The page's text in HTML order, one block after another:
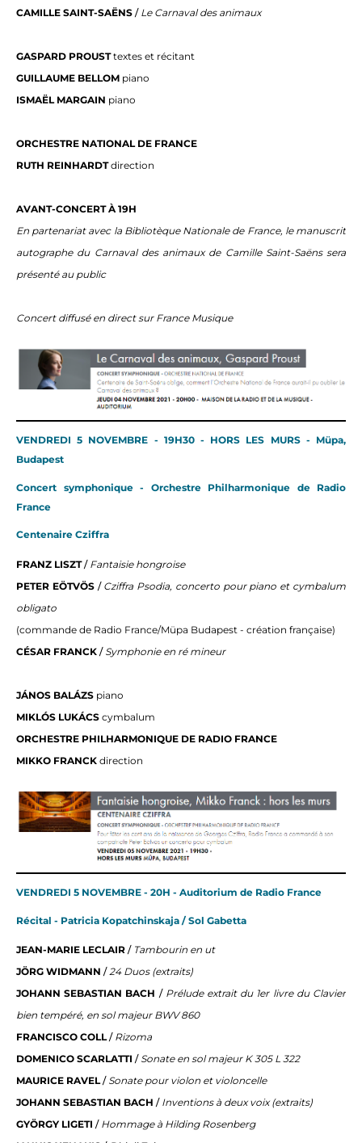
CAMILLE SAINT-SAËNS / Le Carnaval des animaux
GASPARD PROUSTtextes et récitant
GUILLAUME BELLOM piano
ISMAËL MARGAIN piano
ORCHESTRE NATIONAL DE FRANCE
RUTH REINHARDTdirection
AVANT-CONCERT À 19H
En partenariat avec la Bibliotèque Nationale de France, le manuscrit
autographe du Carnaval des animaux de Camille Saint-Saëns sera
présenté au public
Concert diffusé en direct sur France Musique
VENDREDI 5 NOVEMBRE - 19H30 - HORS LES MURS - Müpa,
Budapest
Concert symphonique - Orchestre Philharmonique de Radio
France
Centenaire Cziffra
FRANZ LISZT/ Fantaisie hongroise
PETER EÖTVÖS/ Cziffra Psodia, concerto pour piano et cymbalum
obligato
(commande de Radio France/Müpa Budapest - création française)
CÉSAR FRANCK / Symphonie en ré mineur
JÁNOS BALÁZS piano
MIKLÓS LUKÁCS cymbalum
ORCHESTRE PHILHARMONIQUE DE RADIO FRANCE
MIKKO FRANCK direction
VENDREDI 5 NOVEMBRE - 20H - Auditorium de Radio France
Récital - Patricia Kopatchinskaja / Sol Gabetta
JEAN-MARIE LECLAIR / Tambourin en ut
JÖRG WIDMANN /24 Duos (extraits)
JOHANN SEBASTIAN BACH / Prélude extrait du 1er livre du Clavier
bien tempéré, en sol majeur BWV 860
FRANCISCO COLL/ Rizoma
DOMENICO SCARLATTI / Sonate en sol majeur K 305 L 322
MAURICE RAVEL/ Sonate pour violon et violoncelle
JOHANN SEBASTIAN BACH / Inventions à deux voix (extraits)
GYÖRGY LIGETI / Hommage à Hilding Rosenberg